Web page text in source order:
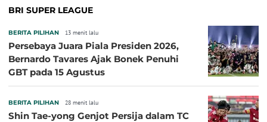
BRI SUPER LEAGUE
BERITA PILIHAN 13 menit lalu
Persebaya Juara Piala Presiden 2026,
Bernardo Tavares Ajak Bonek Penuhi
GBT pada 15 Agustus
BERITA PILIHAN 28 menit lalu
Shin Tae-yong Genjot Persija dalam TC